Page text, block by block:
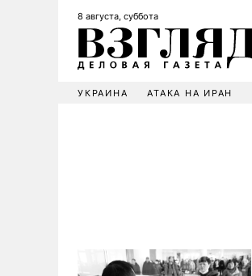
8 августа, суббота
УКРАИНА АТАКА НА ИРАН